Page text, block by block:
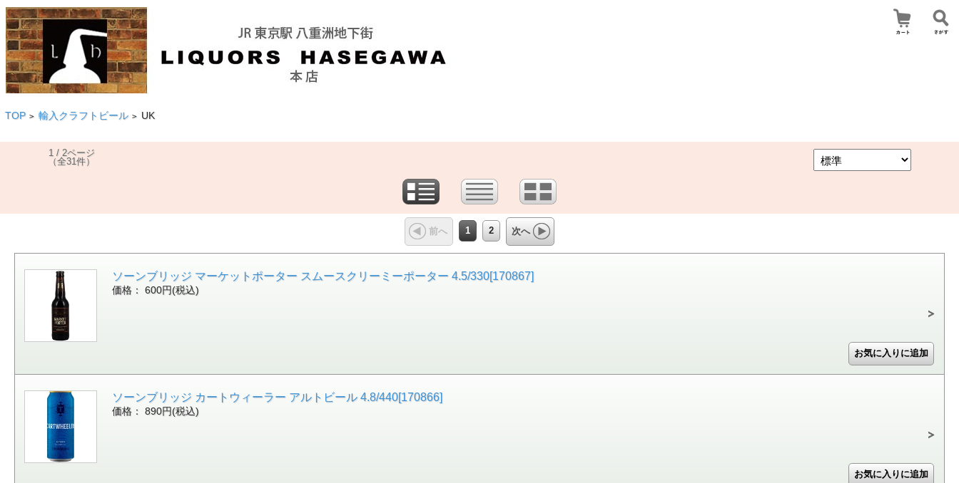
TOP > 輸入クラフトビール > UK
1 / 2ページ
（全31件）
前へ 1 2 次へ
ソーンブリッジ マーケットポーター スムースクリーミーポーター 4.5/330[170867]
価格： 600円(税込)
ソーンブリッジ カートウィーラー アルトビール 4.8/440[170866]
価格： 890円(税込)